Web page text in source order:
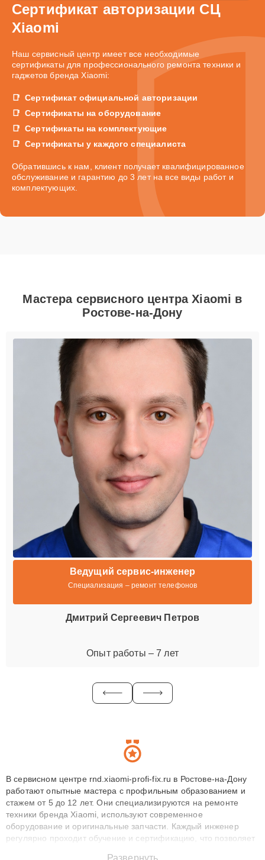
Сертификат авторизации СЦ
Xiaomi
Наш сервисный центр имеет все необходимые
сертификаты для профессионального ремонта техники и
гаджетов бренда Xiaomi:
Сертификат официальной авторизации
Сертификаты на оборудование
Сертификаты на комплектующие
Сертификаты у каждого специалиста
Обратившись к нам, клиент получает квалифицированное
обслуживание и гарантию до 3 лет на все виды работ и
комплектующих.
Мастера сервисного центра Xiaomi в
Ростове-на-Дону
Ведущий сервис-инженер
Специализация – ремонт телефонов
Дмитрий Сергеевич Петров
Опыт работы – 7 лет
В сервисном центре rnd.xiaomi-profi-fix.ru в Ростове-на-Дону
работают опытные мастера с профильным образованием и
стажем от 5 до 12 лет. Они специализируются на ремонте
техники бренда Xiaomi, используют современное
оборудование и оригинальные запчасти. Каждый инженер
регулярно проходит обучение и сертификацию, что позволяет
Развернуть